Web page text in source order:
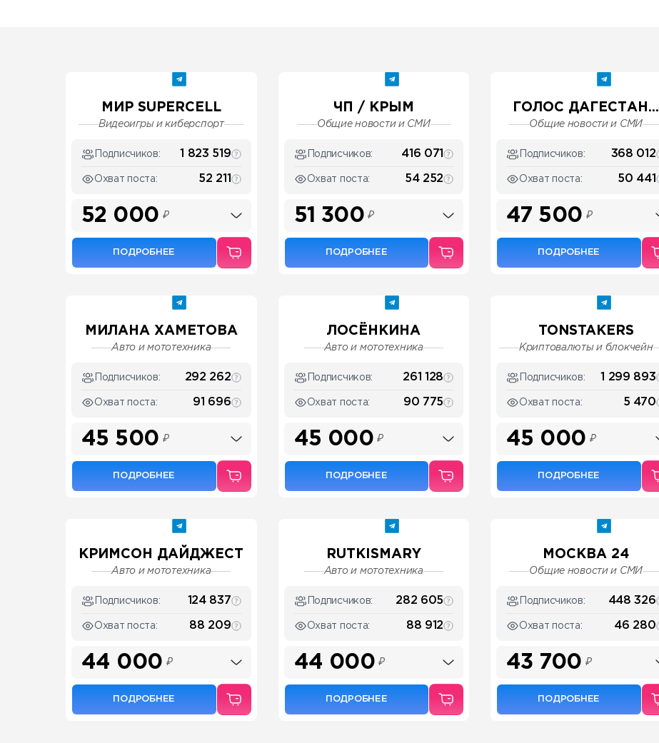
МИР SUPERCELL
Видеоигры и киберспорт
Подписчиков: 1 823 519
Охват поста: 52 211
52 000 ₽
ПОДРОБНЕЕ
ЧП / КРЫМ
Общие новости и СМИ
Подписчиков: 416 071
Охват поста: 54 252
51 300₽
ПОДРОБНЕЕ
ГОЛОС ДАГЕСТАН...
Общие новости и СМИ
Подписчиков: 368 012
Охват поста: 50 441
47 500 ₽
ПОДРОБНЕЕ
МИЛАНА ХАМЕТОВА
Авто и мототехника
Подписчиков: 292 262
Охват поста: 91 696
45 500 ₽
ПОДРОБНЕЕ
ЛОСЁНКИНА
Авто и мототехника
Подписчиков: 261 128
Охват поста: 90 775
45 000₽
ПОДРОБНЕЕ
TONSTAKERS
Криптовалюты и блокчейн
Подписчиков: 1 299 893
Охват поста: 5 470
45 000 ₽
ПОДРОБНЕЕ
КРИМСОН ДАЙДЖЕСТ
Авто и мототехника
Подписчиков: 124 837
Охват поста: 88 209
44 000 ₽
ПОДРОБНЕЕ
RUTKISMARY
Авто и мототехника
Подписчиков: 282 605
Охват поста: 88 912
44 000₽
ПОДРОБНЕЕ
МОСКВА 24
Общие новости и СМИ
Подписчиков: 448 326
Охват поста: 46 280
43 700 ₽
ПОДРОБНЕЕ